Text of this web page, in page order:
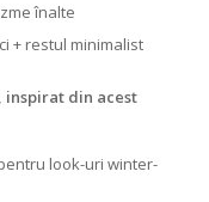
înalte
+ restul minimalist
inspirat din acest
look-uri winter-